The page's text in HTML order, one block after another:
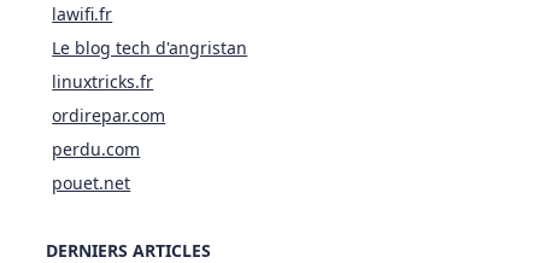
lawifi.fr
Le blog tech d'angristan
linuxtricks.fr
ordirepar.com
perdu.com
pouet.net
DERNIERS ARTICLES